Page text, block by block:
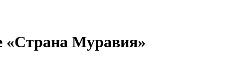
«Страна Муравия»